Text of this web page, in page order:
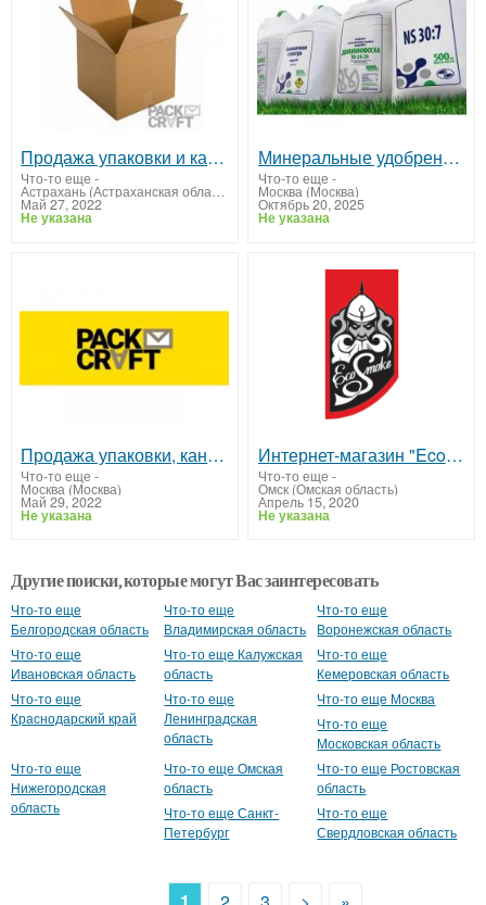
Продажа упаковки и канцтоваров в Астрахани
Что-то еще -
Астрахань (Астраханская область)
Май 27, 2022
Не указана
Минеральные удобрения и СЗР оптом
Что-то еще -
Москва (Москва)
Октябрь 20, 2025
Не указана
Продажа упаковки, канцтоваров, средств индивидуальной защиты в Москве
Что-то еще -
Москва (Москва)
Май 29, 2022
Не указана
Интернет-магазин "Ecosmoke"
Что-то еще -
Омск (Омская область)
Апрель 15, 2020
Не указана
Другие поиски, которые могут Вас заинтересовать
Что-то еще
Белгородская область
Что-то еще
Владимирская область
Что-то еще
Воронежская область
Что-то еще
Ивановская область
Что-то еще Калужская
область
Что-то еще
Кемеровская область
Что-то еще
Краснодарский край
Что-то еще
Ленинградская
область
Что-то еще Москва
Что-то еще
Московская область
Что-то еще
Нижегородская
область
Что-то еще Омская
область
Что-то еще Ростовская
область
Что-то еще Санкт-
Петербург
Что-то еще
Свердловская область